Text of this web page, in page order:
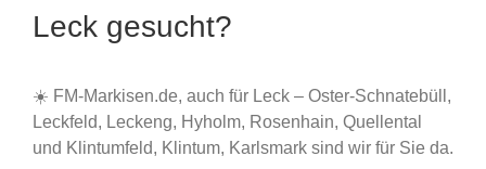
Leck gesucht?
☀️ FM-Markisen.de, auch für Leck – Oster-Schnatebüll,
Leckfeld, Leckeng, Hyholm, Rosenhain, Quellental
und Klintumfeld, Klintum, Karlsmark sind wir für Sie da.